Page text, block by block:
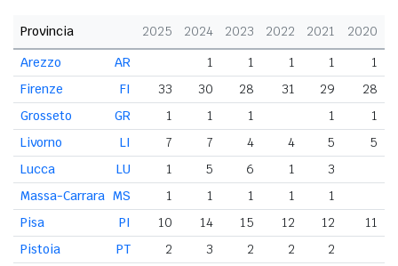
Provincia 2025 2024 2023 2022 2021
2020
AR
Arezzo 1 1 1 1
1
FI
Firenze 33 30 28 31 29
28
GR
Grosseto 1 1 1 1
1
LI
Livorno 7 7 4 4 5
5
LU
Lucca 1 5 6 1
3
MS
Massa-Carrara 1 1 1 1
1
PI
Pisa 10 14 15 12 12
11
PT
Pistoia 2 3 2 2
2